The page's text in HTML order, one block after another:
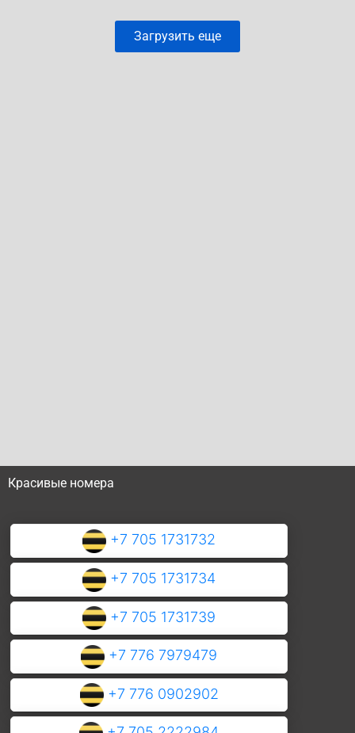
Загрузить еще
Красивые номера
+7 705 1731732
+7 705 1731734
+7 705 1731739
+7 776 7979479
+7 776 0902902